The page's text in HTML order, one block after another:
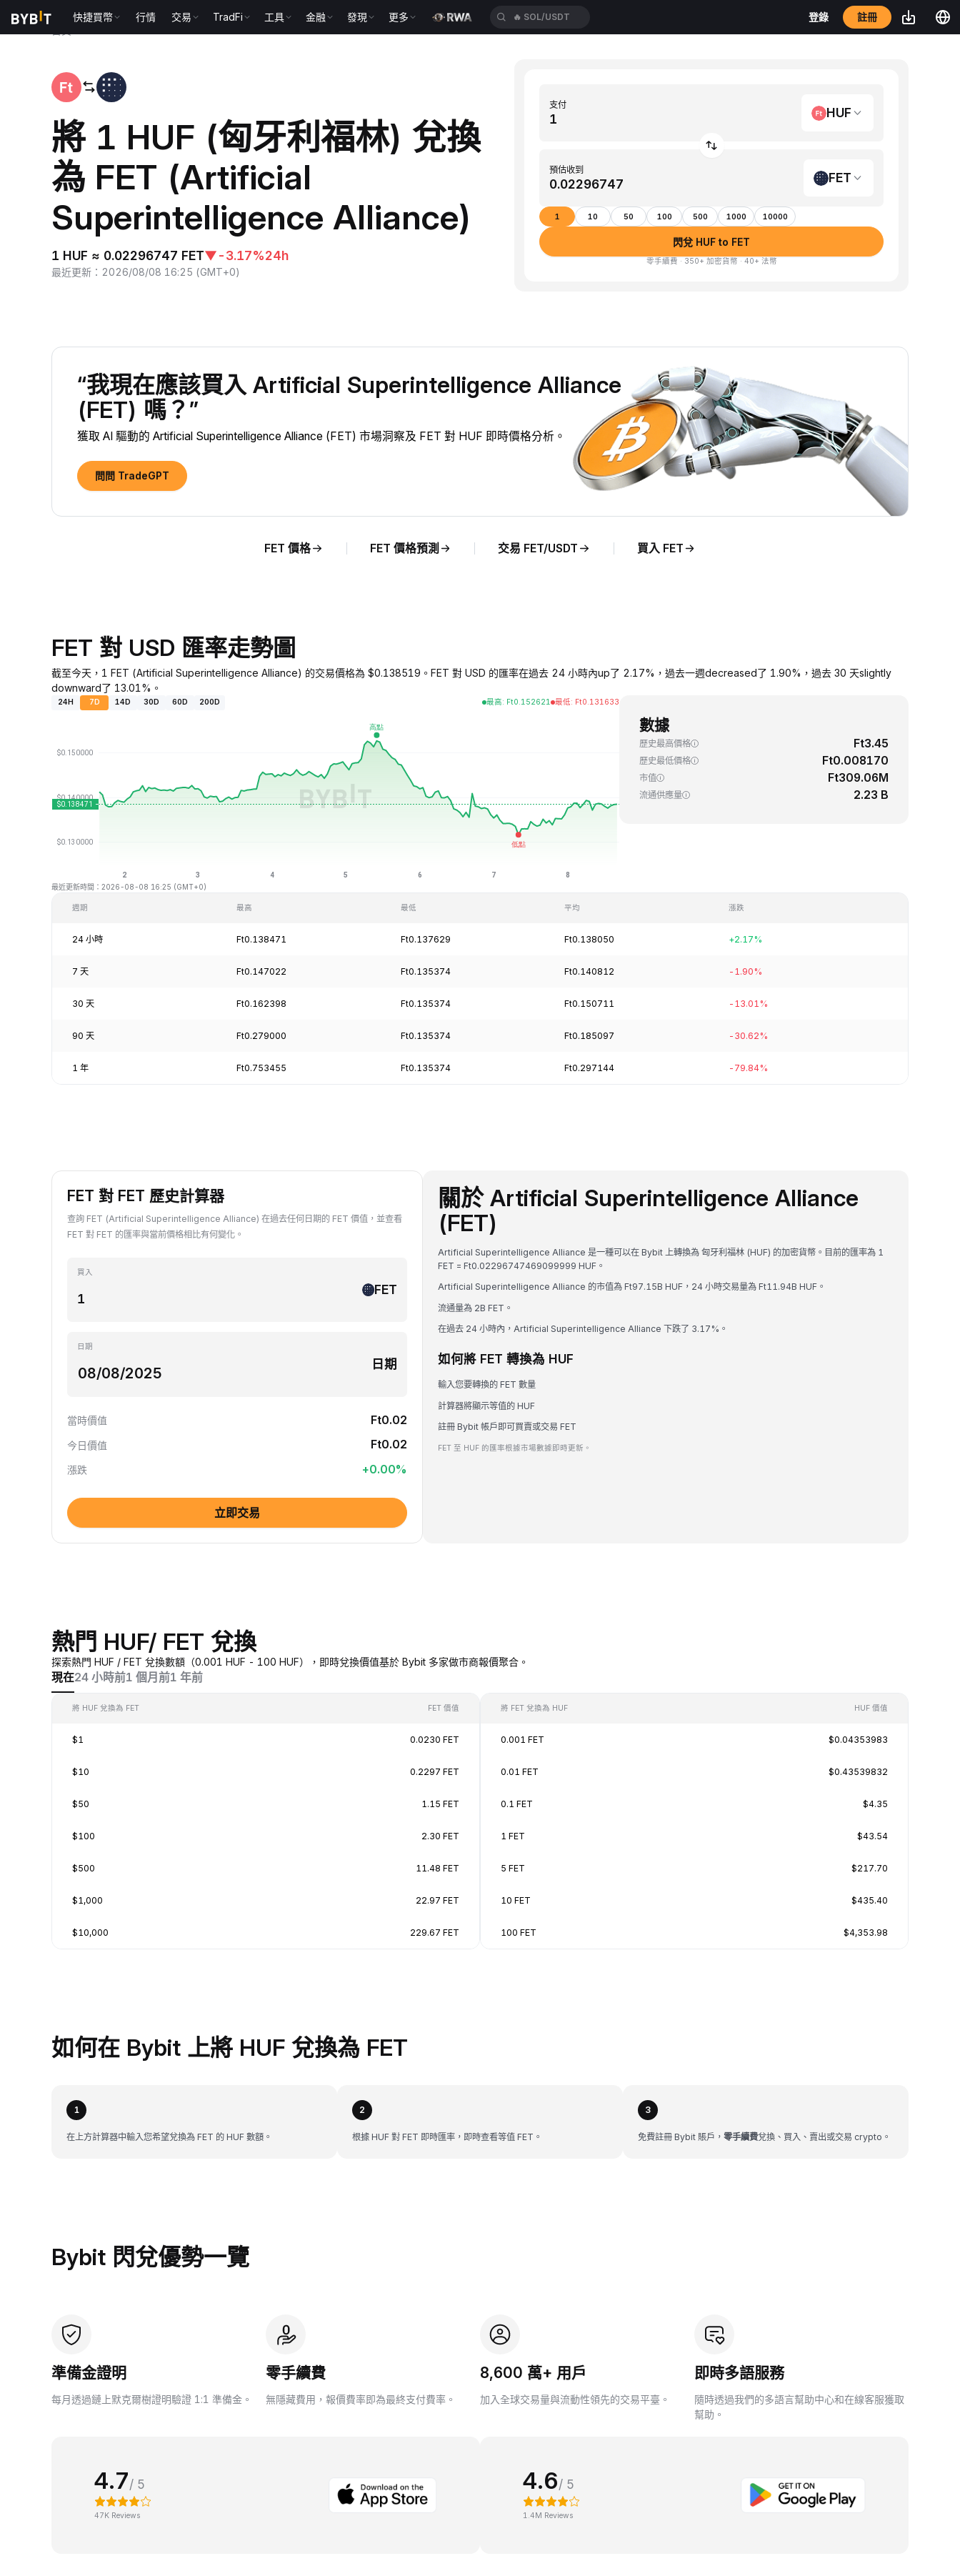
快捷買幣 行情 交易 TradFi 工具 金融 發現 更多 🔥 BTC/USDT 登錄 註冊
將 1 HUF (匈牙利福林) 兌換
為 FET (Artificial
Superintelligence Alliance)
1 HUF ≈ 0.02296747 FET▼-3.17%24h
最近更新 ： 2026/08/08 16:25 (GMT+0)
支付
HUF
預估收到
FET
1 10 50 100 500 1000 10000
閃兌 HUF to FET
零手續費 · 350+ 加密貨幣 · 40+ 法幣
“我現在應該買入 Artificial Superintelligence Alliance
(FET) 嗎？”
獲取 AI 驅動的 Artificial Superintelligence Alliance (FET) 市場洞察及 FET 對 HUF 即時價格分析。
問問 TradeGPT
FET 價格 FET 價格預測 交易 FET/USDT 買入 FET
FET 對 USD 匯率走勢圖
截至今天，1 FET (Artificial Superintelligence Alliance) 的交易價格為 $0.138519。FET 對 USD 的匯率在過去 24 小時內up了 2.17%，過去一週decreased了 1.90%，過去 30 天slightly
downward了 13.01%。
24H 7D 14D 30D 60D 200D 最高: Ft0.152621 最低: Ft0.131633
最近更新時間：2026-08-08 16:25 (GMT+0)
數據
歷史最高價格 Ft3.45
歷史最低價格 Ft0.008170
市值 Ft309.06M
流通供應量 2.23 B
週期 最高 最低 平均 漲跌
24 小時 Ft0.138471 Ft0.137629 Ft0.138050 +2.17%
7 天 Ft0.147022 Ft0.135374 Ft0.140812 -1.90%
30 天 Ft0.162398 Ft0.135374 Ft0.150711 -13.01%
90 天 Ft0.279000 Ft0.135374 Ft0.185097 -30.62%
1 年 Ft0.753455 Ft0.135374 Ft0.297144 -79.84%
FET 對 FET 歷史計算器
查詢 FET (Artificial Superintelligence Alliance) 在過去任何日期的 FET 價值，並查看
FET 對 FET 的匯率與當前價格相比有何變化。
買入
FET
日期
日期
當時價值 Ft0.02
今日價值 Ft0.02
漲跌 +0.00%
立即交易
關於 Artificial Superintelligence Alliance
(FET)
Artificial Superintelligence Alliance 是一種可以在 Bybit 上轉換為 匈牙利福林 (HUF) 的加密貨幣。目前的匯率為 1
FET = Ft0.02296747469099999 HUF。
Artificial Superintelligence Alliance 的市值為 Ft97.15B HUF，24 小時交易量為 Ft11.94B HUF。
流通量為 2B FET。
在過去 24 小時內，Artificial Superintelligence Alliance 下跌了 3.17%。
如何將 FET 轉換為 HUF
輸入您要轉換的 FET 數量
計算器將顯示等值的 HUF
註冊 Bybit 帳戶即可買賣或交易 FET
FET 至 HUF 的匯率根據市場數據即時更新。
熱門 HUF/ FET 兌換
探索熱門 HUF / FET 兌換數額（0.001 HUF - 100 HUF），即時兌換價值基於 Bybit 多家做市商報價聚合。
現在24 小時前1 個月前1 年前
將 HUF 兌換為 FET FET 價值
$1 0.0230 FET
$10 0.2297 FET
$50 1.15 FET
$100 2.30 FET
$500 11.48 FET
$1,000 22.97 FET
$10,000 229.67 FET
將 FET 兌換為 HUF HUF 價值
0.001 FET $0.04353983
0.01 FET $0.43539832
0.1 FET $4.35
1 FET $43.54
5 FET $217.70
10 FET $435.40
100 FET $4,353.98
如何在 Bybit 上將 HUF 兌換為 FET
1
在上方計算器中輸入您希望兌換為 FET 的 HUF 數額。
2
根據 HUF 對 FET 即時匯率，即時查看等值 FET。
3
免費註冊 Bybit 賬戶， 零手續費兌換、買入、賣出或交易 crypto。
Bybit 閃兌優勢一覽
準備金證明
每月透過鏈上默克爾樹證明驗證 1:1 準備金。
零手續費
無隱藏費用，報價費率即為最終支付費率。
8,600 萬+ 用戶
加入全球交易量與流動性領先的交易平臺。
即時多語服務
隨時透過我們的多語言幫助中心和在線客服獲取
幫助。
4.7/ 5
47K Reviews
4.6/ 5
1.4M Reviews